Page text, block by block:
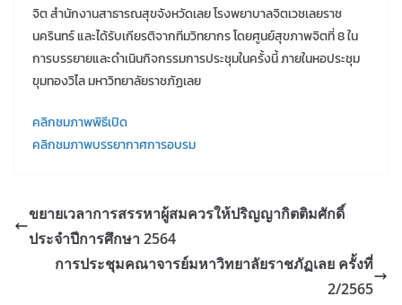
จิต สำนักงานสาธารณสุขจังหวัดเลย โรงพยาบาลจิตเวชเลยราช
นครินทร์ และได้รับเกียรติจากทีมวิทยากร โดยศูนย์สุขภาพจิตที่ 8 ใน
การบรรยายและดำเนินกิจกรรมการประชุมในครั้งนี้ ภายในหอประชุม
ขุมทองวิไล มหาวิทยาลัยราชภัฏเลย
คลิกชมภาพพิธีเปิด
คลิกชมภาพบรรยากาศการอบรม
ขยายเวลาการสรรหาผู้สมควรให้ปริญญากิตติมศักดิ์
ประจำปีการศึกษา 2564
การประชุมคณาจารย์มหาวิทยาลัยราชภัฏเลย ครั้งที่
2/2565